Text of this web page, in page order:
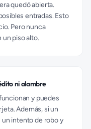
quedó abierta.
entradas. Esto
Pero nunca
un piso alto.
ni alambre
y puedes
Además, si un
un intento de robo y